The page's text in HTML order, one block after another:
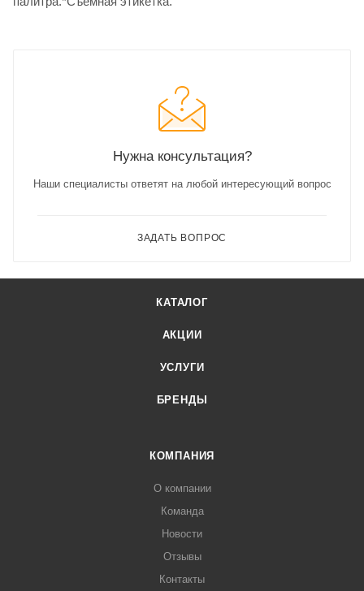
Нужна консультация?
Наши специалисты ответят на любой интересующий вопрос
ЗАДАТЬ ВОПРОС
КАТАЛОГ
АКЦИИ
УСЛУГИ
БРЕНДЫ
КОМПАНИЯ
О компании
Команда
Новости
Отзывы
Контакты